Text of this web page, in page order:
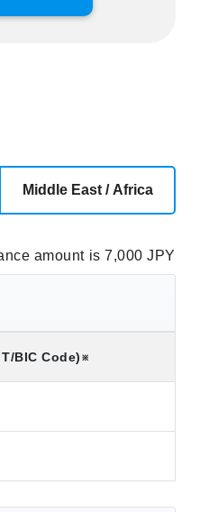
Middle East / Africa
amount is 7,000 JPY
BIC Code)※